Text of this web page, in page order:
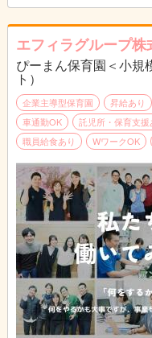
エフィラグループ株
ぴーまん保育園＜小規
ト）
企業主導型保育園 昇給あり
車通勤OK
託児所・保育支援
職員給食あり
WワークOK